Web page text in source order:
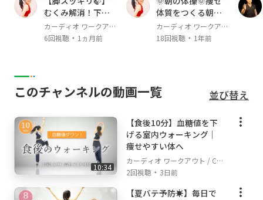
むくみ解消！下半
身の巡りを整える
室内ウォーキング
カーディオ ワークアウ
ト / Cardio Workout
6回視聴・ 1ヵ月前
体質をつくる朝習
慣！朝のやさしい
体操で代謝を上げ
カーディオ ワークアウ
ト / Cardio Workout
18回視聴・ 1年前
このチャンネルの動画一覧 並び替え
10:34
【食後10分】血糖値を下
げる室内ウォーキング｜
痩せやすい体へ
カーディオ ワークアウト / Car
dio Workout
2回視聴 ・ 3日前
【夏バテ予防☀️】毎日で